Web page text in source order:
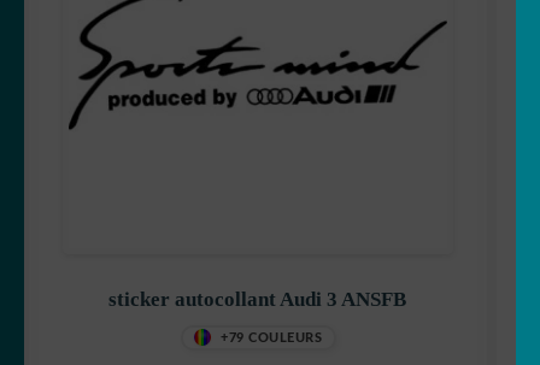
sticker autocollant Audi 3 ANSFB
+79 COULEURS